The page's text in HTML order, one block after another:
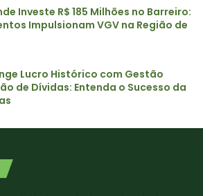
Investe R$ 185 Milhões no Barreiro:
Impulsionam VGV na Região de
Lucro Histórico com Gestão
de Dívidas: Entenda o Sucesso da